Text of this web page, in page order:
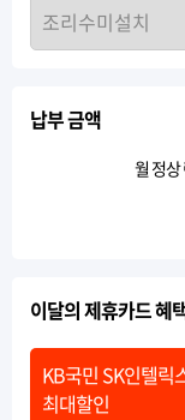
납부 금액
월 정
이달의 제휴카드 혜
KB국민 SK인텔릭
최대할인